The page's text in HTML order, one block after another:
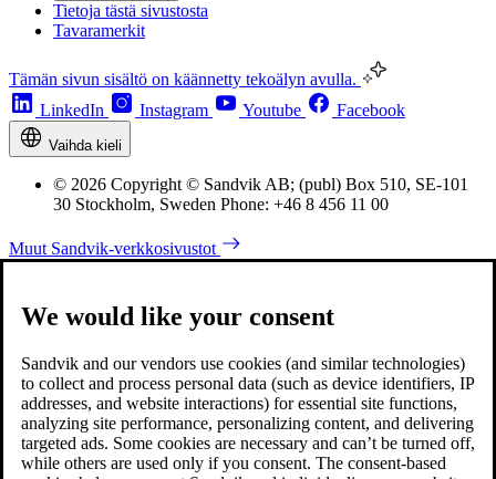
Tietoja tästä sivustosta
Tavaramerkit
Tämän sivun sisältö on käännetty tekoälyn avulla.
LinkedIn
Instagram Youtube Facebook
Vaihda kieli
© 2026 Copyright © Sandvik AB; (publ) Box 510, SE-101
30 Stockholm, Sweden Phone: +46 8 456 11 00
Muut Sandvik-verkkosivustot
We would like your consent
Sandvik and our vendors use cookies (and similar technologies)
to collect and process personal data (such as device identifiers, IP
addresses, and website interactions) for essential site functions,
analyzing site performance, personalizing content, and delivering
targeted ads. Some cookies are necessary and can’t be turned off,
while others are used only if you consent. The consent-based